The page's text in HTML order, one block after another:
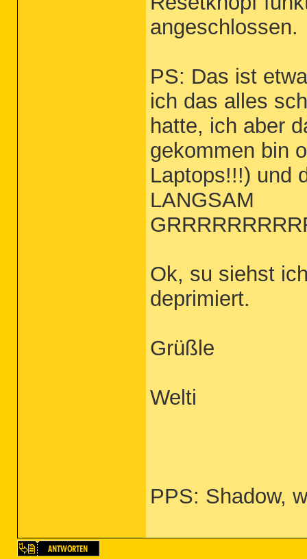
angeschlossen.
PS: Das ist
ich das alles
hatte, ich aber
gekommen bin
Laptops!!!) und
LANGSAM
Ok, su siehst
deprimiert.
Grüßle
Welti
PPS: Shadow,